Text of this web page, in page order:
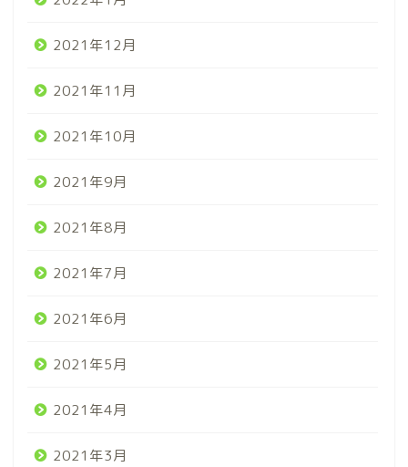
2021年12月
2021年11月
2021年10月
2021年9月
2021年8月
2021年7月
2021年6月
2021年5月
2021年4月
2021年3月